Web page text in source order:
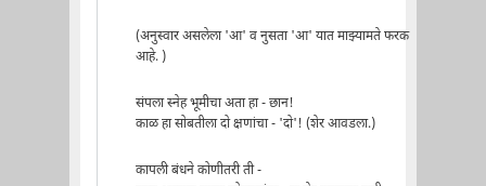
(अनुस्वार असलेला 'आ' व नुसता 'आ' यात माझ्यामते फरक
आहे. )
संपला स्नेह भूमीचा अता हा - छान!
काळ हा सोबतीला दो क्षणांचा - 'दो'! (शेर आवडला.)
कापली बंधने कोणीतरी ती -